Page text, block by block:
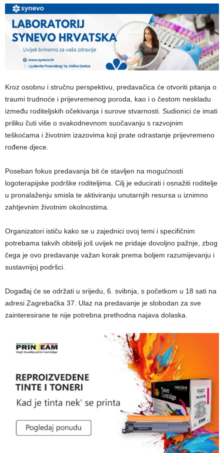
Kroz osobnu i stručnu perspektivu, predavačica će otvoriti pitanja o
traumi trudnoće i prijevremenog poroda, kao i o čestom neskladu
između roditeljskih očekivanja i surove stvarnosti. Sudionici će imati
priliku čuti više o svakodnevnom suočavanju s razvojnim
teškoćama i životnim izazovima koji prate odrastanje prijevremeno
rođene djece.
Poseban fokus predavanja bit će stavljen na mogućnosti
logoterapijske podrške roditeljima. Cilj je educirati i osnažiti roditelje
u pronalaženju smisla te aktiviranju unutarnjih resursa u iznimno
zahtjevnim životnim okolnostima.
Organizatori ističu kako se u zajednici ovoj temi i specifičnim
potrebama takvih obitelji još uvijek ne pridaje dovoljno pažnje, zbog
čega je ovo predavanje važan korak prema boljem razumijevanju i
sustavnijoj podršci.
Događaj će se održati u srijedu, 6. svibnja, s početkom u 18 sati na
adresi Zagrebačka 37. Ulaz na predavanje je slobodan za sve
zainteresirane te nije potrebna prethodna najava dolaska.